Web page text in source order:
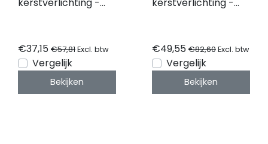
kerstverlichting -
PRO LUKSUS
€37,15 €57,81Excl. btw
Vergelijk
Bekijken
kerstverlichting -
PRO LUKSUS
€49,55 €82,60Excl. btw
Vergelijk
Bekijken